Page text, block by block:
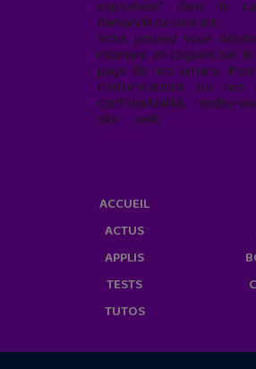
exploitées* dans le
demande de contact.
Vous pouvez vous
moment en cliquant sur le
page de nos emails.
d'informations sur nos
confidentialité, rendez-
site web
ACCUEIL
ACTUS
APPLIS
TESTS
TUTOS